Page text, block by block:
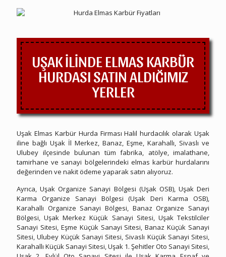
UŞAK İLİNDE ELMAS KARBÜR
HURDASI SATIN ALDIĞIMIZ
YERLER
Uşak Elmas Karbür Hurda Firması Halil hurdacılık olarak Uşak
iline bağlı Uşak İl Merkez, Banaz, Eşme, Karahallı, Sivaslı ve
Ulubey ilçesinde bulunan tüm fabrika, atölye, imalathane,
tamirhane ve sanayi bölgelerindeki elmas karbür hurdalarını
değerinden ve nakit ödeme yaparak satın alıyoruz.
Ayrıca, Uşak Organize Sanayi Bölgesi (Uşak OSB), Uşak Deri
Karma Organize Sanayi Bölgesi (Uşak Deri Karma OSB),
Karahallı Organize Sanayi Bölgesi, Banaz Organize Sanayi
Bölgesi, Uşak Merkez Küçük Sanayi Sitesi, Uşak Tekstilciler
Sanayi Sitesi, Eşme Küçük Sanayi Sitesi, Banaz Küçük Sanayi
Sitesi, Ulubey Küçük Sanayi Sitesi, Sivaslı Küçük Sanayi Sitesi,
Karahallı Küçük Sanayi Sitesi, Uşak 1. Şehitler Oto Sanayi Sitesi,